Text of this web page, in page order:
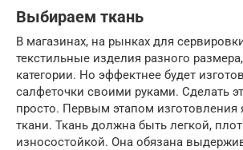
Выбираем ткань
В магазинах, на рынках для
текстильные изделия разного
категории. Но эффектнее будет
салфеточки своими руками. Сделать
просто. Первым этапом изготовления
ткани. Ткань должна быть легкой,
износостойкой. Она обязана